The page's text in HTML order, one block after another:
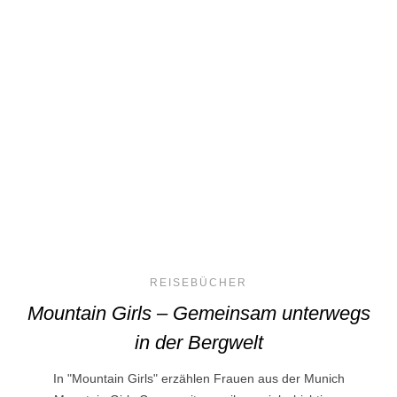
REISEBÜCHER
Mountain Girls – Gemeinsam unterwegs
in der Bergwelt
In "Mountain Girls" erzählen Frauen aus der Munich